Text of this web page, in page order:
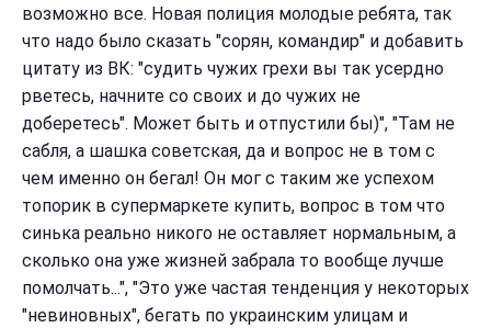
возможно все. Новая полиция молодые ребята, так
что надо было сказать "сорян, командир" и добавить
цитату из ВК: "судить чужих грехи вы так усердно
рветесь, начните со своих и до чужих не
доберетесь". Может быть и отпустили бы)", "Там не
сабля, а шашка советская, да и вопрос не в том с
чем именно он бегал! Он мог с таким же успехом
топорик в супермаркете купить, вопрос в том что
синька реально никого не оставляет нормальным, а
сколько она уже жизней забрала то вообще лучше
помолчать...", "Это уже частая тенденция у некоторых
"невиновных", бегать по украинским улицам и